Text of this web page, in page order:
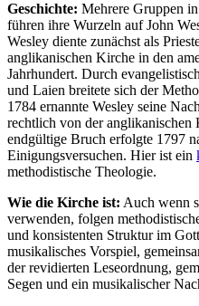
Geschichte: Mehrere Gruppen
führen ihre Wurzeln auf John
Wesley diente zunächst als
anglikanischen Kirche in den
Jahrhundert. Durch
und Laien breitete sich der
1784 ernannte Wesley seine
rechtlich von der
endgültige Bruch erfolgte 1797
Einigungsversuchen. Hier ist ein
methodistische Theologie.
Wie die Kirche ist: Auch wenn
verwenden, folgen
und konsistenten Struktur im
musikalisches Vorspiel,
der revidierten Leseordnung,
Segen und ein musikalischer